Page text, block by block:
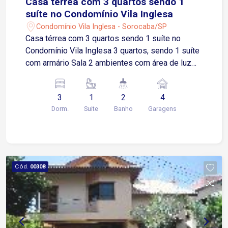
suíte no Condomínio Vila Inglesa
Condomínio Vila Inglesa - Sorocaba/SP
Casa térrea com 3 quartos sendo 1 suíte no
Condomínio Vila Inglesa 3 quartos, sendo 1 suíte
com armário Sala 2 ambientes com área de luz
blindex e armário Área de serviços com armários
Quintal amplo Espaço gourmet com churrasqueira
e lavabo 4 vagas de garagem, sendo 2 cobertas
Março Cerca de 6 minutos da Avenida São Paulo
Aproximadamente 8 minutos da Avenida Dom
Aguirre Fácil acesso às principais vias da cidade
Região com infraestrutura completa, próxima a
supermercados, escolas, serviços, áreas verdes
e comércios em geral Excelente mobilidade,
3
Dorm.
1
Suite
2
Banho
4
Garagens
Cód. 00308